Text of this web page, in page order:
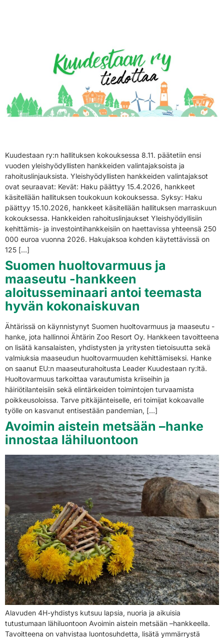
Kuudestaan ry:n hallituksen kokouksessa 8.11. päätetiin ensi
vuoden yleishyödyllisten hankkeiden valintajaksoista ja
rahoituslinjauksista. Yleishyödyllisten hankkeiden valintajaksot
ovat seuraavat: Kevät: Haku päättyy 15.4.2026, hankkeet
käsitellään hallituksen toukokuun kokouksessa. Syksy: Haku
päättyy 15.10.2026, hankkeet käsitellään hallituksen marraskuun
kokouksessa. Hankkeiden rahoituslinjaukset Yleishyödyllisiin
kehittämis- ja investointihankkeisiin on haettavissa yhteensä 250
000 euroa vuonna 2026. Hakujaksoa kohden käytettävissä on
125 […]
Suomen huoltovarmuus ja
maaseutu -hankkeen
aloitusseminaari antoi teemasta
hyvän kokonaiskuvan
Ähtärissä on käynnistynyt Suomen huoltovarmuus ja maaseutu -
hanke, jota hallinnoi Ähtärin Zoo Resort Oy. Hankkeen tavoitteena
on lisätä kansalaisten, yhdistysten ja yritysten tietoisuutta sekä
valmiuksia maaseudun huoltovarmuuden kehittämiseksi. Hanke
on saanut EU:n maaseuturahoitusta Leader Kuudestaan ry:ltä.
Huoltovarmuus tarkoittaa varautumista kriiseihin ja
häiriötilanteisiin sekä elintärkeiden toimintojen turvaamista
poikkeusoloissa. Tarve pitkäjänteiselle, eri toimijat kokoavalle
työlle on kasvanut entisestään pandemian, […]
Avoimin aistein metsään –hanke
innostaa lähiluontoon
Alavuden 4H-yhdistys kutsuu lapsia, nuoria ja aikuisia
tutustumaan lähiluontoon Avoimin aistein metsään –hankkeella.
Tavoitteena on vahvistaa luontosuhdetta, lisätä ymmärrystä